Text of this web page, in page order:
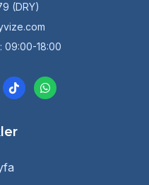
(DRY)
09:00-18:00